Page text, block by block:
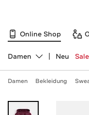
Online Shop
Abteilung ändern,
Damen Neu Sale
Damen Bekleidung